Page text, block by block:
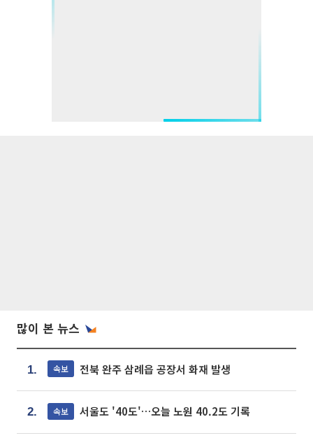
많이 본 뉴스
1. 속보 전북 완주 삼례읍 공장서 화재 발생
2. 속보 서울도 '40도'…오늘 노원 40.2도 기록